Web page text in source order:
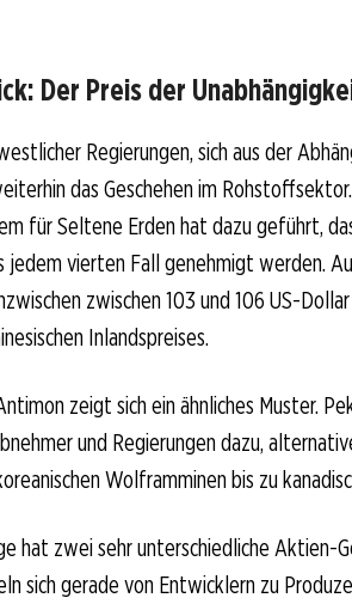
Der Preis der
Regierungen, sich aus der
das Geschehen im
für Seltene Erden hat dazu geführt,
jedem vierten Fall genehmigt werden.
zwischen 103 und 106 US-
Inlandspreises.
zeigt sich ein ähnliches Muster.
und Regierungen dazu,
Wolframminen bis zu
hat zwei sehr unterschiedliche Aktien-
sich gerade von Entwicklern zu